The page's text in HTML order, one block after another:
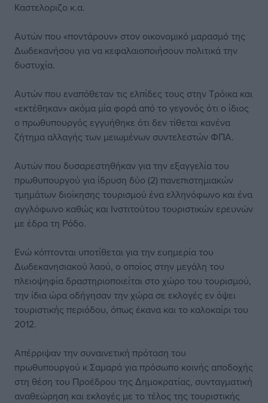
Καστελοριζο κ.α.
Αυτών που «ποντάρουν» στον οικονομικό μαρασμό της
Δωδεκανήσου για να κεφαλαιοποιήσουν πολιτικά την
δυστυχία.
Αυτών που εναπόθεταν τις ελπίδες τους στην Τρόικα και
«εκτέθηκαν» ακόμα μία φορά από το γεγονός ότι ο ίδιος
ο πρωθυπουργός εγγυήθηκε ότι δεν τίθεται κανένα
ζήτημα αλλαγής των μειωμένων συντελεστών ΦΠΑ.
Αυτών που δυσαρεστηθήκαν για την εξαγγελία του
πρωθυπουργού για ίδρυση δύο (2) πανεπιστημιακών
τμημάτων διοίκησης τουρισμού ένα ελληνόφωνο και ένα
αγγλόφωνο καθώς και Ινστιτούτου τουριστικών ερευνών
με έδρα τη Ρόδο.
Ενώ κόπτονται υποτίθεται για την ευημερία του
Δωδεκανησιακού λαού, ο οποίος στην μεγάλη του
πλειοψηφία δραστηριοποιείται στο χώρο του τουρισμού,
την ίδια ώρα οδήγησαν την χώρα σε εκλογές εν όψει
τουριστικής περιόδου, όπως έκανα και το καλοκαίρι του
2012.
Απέρριψαν την συναινετική πρόταση του
πρωθυπουργού κ Σαμαρά για πρόσωπο κοινής αποδοχής
στη θέση του Προέδρου της Δημοκρατίας, συνταγματική
αναθεώρηση και εκλογές με το τέλος της τουριστικής